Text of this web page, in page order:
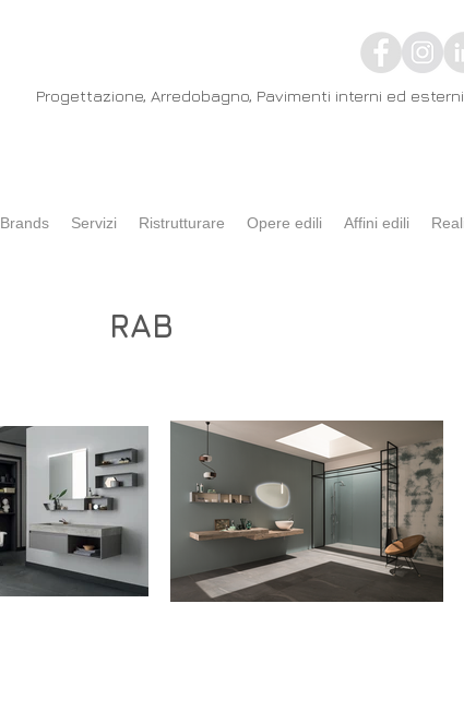
Brands Servizi Ristrutturare Opere edili Affini edili
Progettazione, Arredobagno, Pavimenti interni ed
RAB